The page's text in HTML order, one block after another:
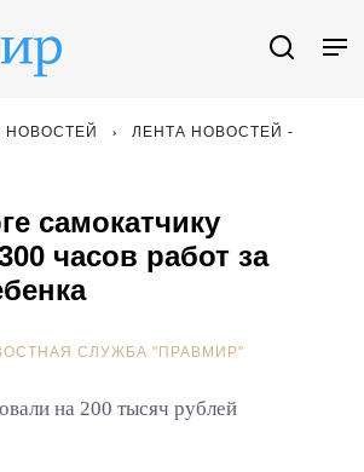
НОВОСТЕЙ
ЛЕНТА НОВОСТЕЙ -
самокатчику
часов работ за
СЛУЖБА "ПРАВМИР"
на 200 тысяч рублей